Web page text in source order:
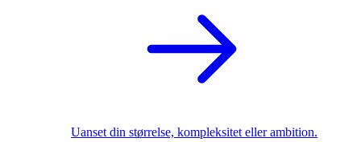
Uanset din størrelse, kompleksitet eller ambition.